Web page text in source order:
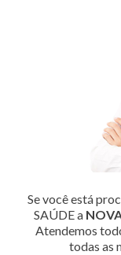
Se você está
SAÚDE a
Atendemos
todas as